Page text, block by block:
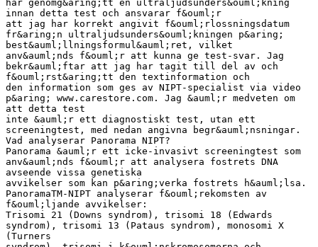
har genomg&aring;tt en ultraljudsunders&ouml;kning
innan detta test och ansvarar f&ouml;r
att jag har korrekt angivit f&ouml;rlossningsdatum
fr&aring;n ultraljudsunders&ouml;kningen p&aring;
best&auml;llningsformul&auml;ret, vilket
anv&auml;nds f&ouml;r att kunna ge test-svar. Jag
bekr&auml;ftar att jag har tagit till del av och
f&ouml;rst&aring;tt den textinformation och
den information som ges av NIPT-specialist via video
p&aring; www.carestore.com. Jag &auml;r medveten om
att detta test
inte &auml;r ett diagnostiskt test, utan ett
screeningtest, med nedan angivna begr&auml;nsningar.
Vad analyserar Panorama NIPT?
Panorama &auml;r ett icke-invasivt screeningtest som
anv&auml;nds f&ouml;r att analysera fostrets DNA
avseende vissa genetiska
avvikelser som kan p&aring;verka fostrets h&auml;lsa.
PanoramaTM-NIPT analyserar f&ouml;rekomsten av
f&ouml;ljande avvikelser:
Trisomi 21 (Downs syndrom), trisomi 18 (Edwards
syndrom), trisomi 13 (Pataus syndrom), monosomi X
(Turners